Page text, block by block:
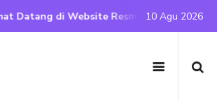
Resmi SD IT Nurul Iman Purwantoro
10 Agu 2026